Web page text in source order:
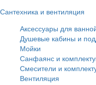
Сантехника и вентиляция
Аксессуары для
Душевые кабины и
Мойки
Санфаянс и
Смесители и
Вентиляция